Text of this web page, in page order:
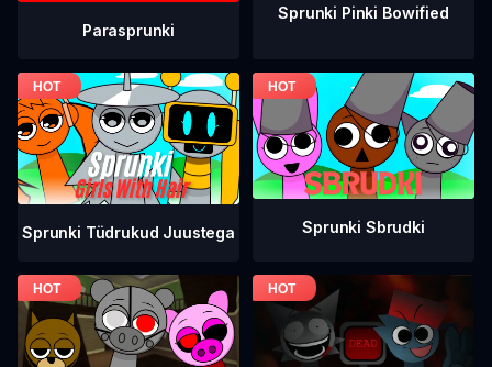
Parasprunki
Sprunki Pinki Bowified
Sprunki Tüdrukud Juustega Sprunki Sbrudki